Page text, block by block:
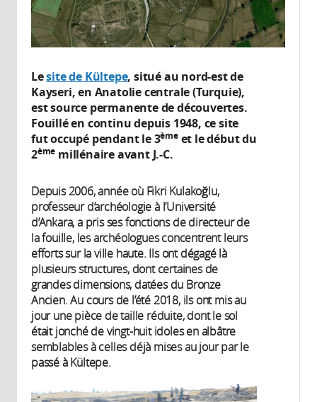
Lesite de Kültepe, situé au nord-est de
Kayseri, en Anatolie centrale (Turquie),
est source permanente de découvertes.
Fouillé en continu depuis 1948, ce site
fut occupé pendant le 3èmeet le début du
2ème millénaire avant J.-C.
Depuis 2006, année où Fikri Kulakoğlu,
professeur d’archéologie à l’Université
d’Ankara, a pris ses fonctions de directeur de
la fouille, les archéologues concentrent leurs
efforts sur la ville haute. Ils ont dégagé là
plusieurs structures, dont certaines de
grandes dimensions, datées du Bronze
Ancien. Au cours de l’été 2018, ils ont mis au
jour une pièce de taille réduite, dont le sol
était jonché de vingt-huit idoles en albâtre
semblables à celles déjà mises au jour par le
passé à Kültepe.